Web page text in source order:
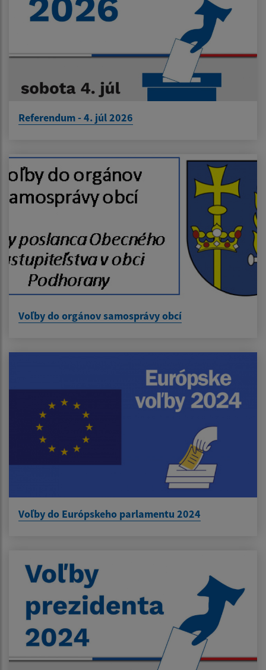
Referendum - 4. júl 2026
Voľby do orgánov samosprávy obcí
Voľby do Európskeho parlamentu 2024